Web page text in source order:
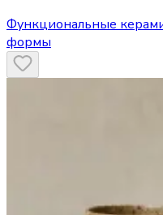
Функциональные
формы